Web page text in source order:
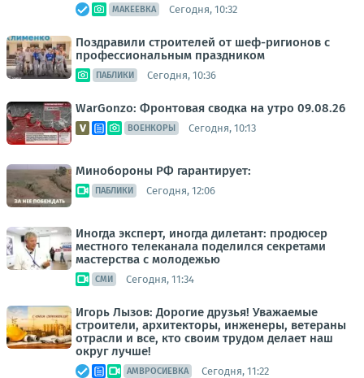
МАКЕЕВКА Сегодня, 10:32
Поздравили строителей от шеф-ригионов с
профессиональным праздником
ПАБЛИКИ Сегодня, 10:36
WarGonzo: Фронтовая сводка на утро 09.08.26
ВОЕНКОРЫ Сегодня, 10:13
Минобороны РФ гарантирует:
ПАБЛИКИ Сегодня, 12:06
Иногда эксперт, иногда дилетант: продюсер
местного телеканала поделился секретами
мастерства с молодежью
СМИ Сегодня, 11:34
Игорь Лызов: Дорогие друзья! Уважаемые
строители, архитекторы, инженеры, ветераны
отрасли и все, кто своим трудом делает наш
округ лучше!
АМВРОСИЕВКА Сегодня, 11:22